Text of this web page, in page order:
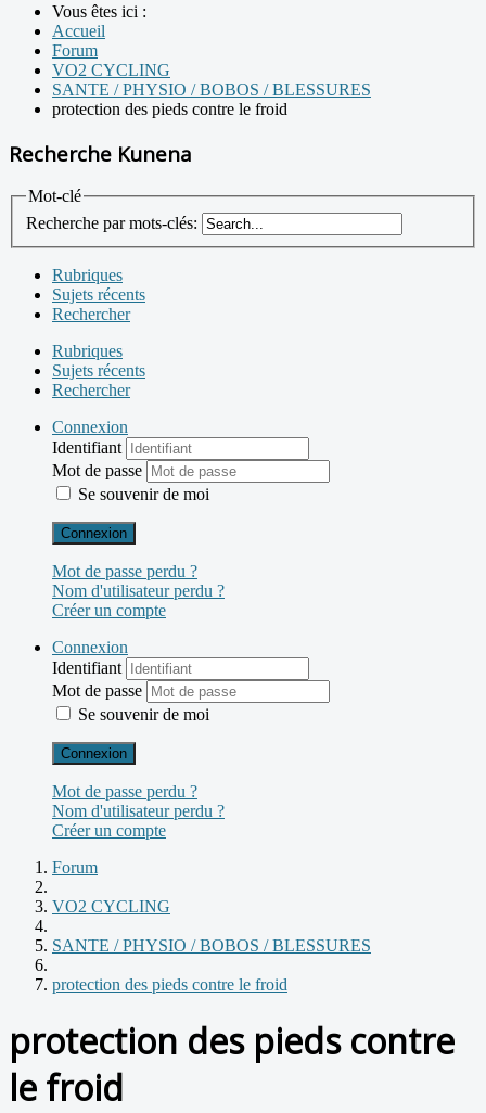
Vous êtes ici :
Accueil
Forum
VO2 CYCLING
SANTE / PHYSIO / BOBOS / BLESSURES
protection des pieds contre le froid
Recherche Kunena
Mot-clé
Recherche par mots-clés:
Rubriques
Sujets récents
Rechercher
Rubriques
Sujets récents
Rechercher
Connexion
Identifiant
Mot de passe
Se souvenir de moi
Connexion
Mot de passe perdu ?
Nom d'utilisateur perdu ?
Créer un compte
Connexion
Identifiant
Mot de passe
Se souvenir de moi
Connexion
Mot de passe perdu ?
Nom d'utilisateur perdu ?
Créer un compte
Forum
VO2 CYCLING
SANTE / PHYSIO / BOBOS / BLESSURES
protection des pieds contre le froid
protection des pieds contre
le froid